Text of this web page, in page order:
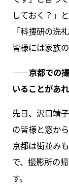
しておく？」
「科捜研の洗
皆様には家族
――京都での撮
いることがあ
先日、沢口靖
の皆様と窓か
京都は街並み
で、撮影所の
す。